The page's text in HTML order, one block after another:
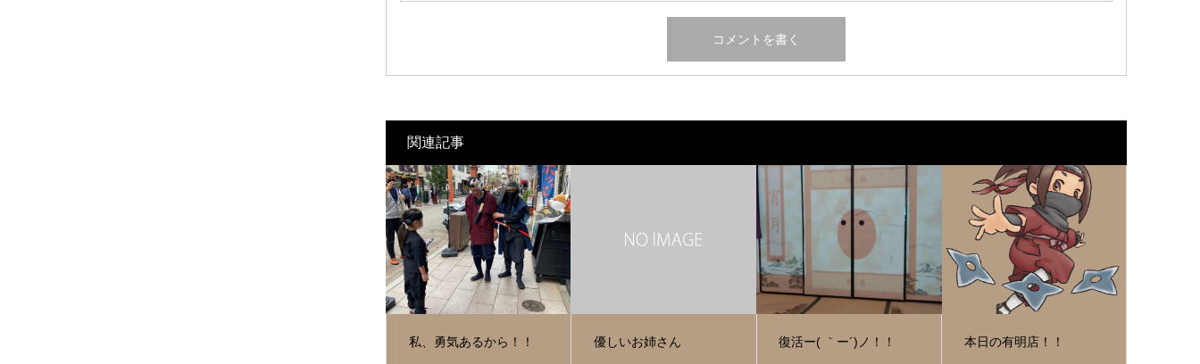
関連記事
私、勇気あるから！！ 優しいお姉さん 復活ー( ｀ー´)ノ！！ 本日の有明店！！